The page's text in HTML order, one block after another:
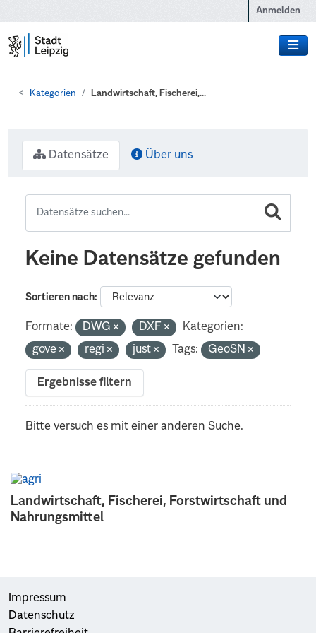
Anmelden
Kategorien Landwirtschaft, Fischerei,...
Landwirtschaft, Fischerei, Forstwirtschaft und
Nahrungsmittel
Datensätze Über uns
Keine Datensätze gefunden
Sortieren nach
Formate: DWG DXF
Kategorien:
gove
regi just Tags: GeoSN
Ergebnisse filtern
Bitte versuch es mit einer anderen Suche.
Impressum
Datenschutz